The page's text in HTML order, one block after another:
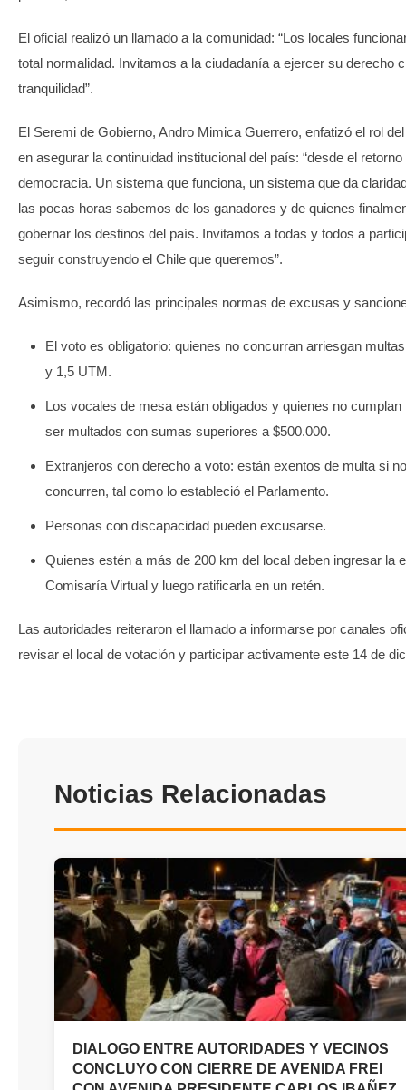
El oficial realizó un llamado a la comunidad: “Los locales
total normalidad. Invitamos a la ciudadanía a ejercer su derecho
tranquilidad”.
El Seremi de Gobierno, Andro Mimica Guerrero, enfatizó el rol
en asegurar la continuidad institucional del país: “desde el retorno
democracia. Un sistema que funciona, un sistema que da
las pocas horas sabemos de los ganadores y de quienes
gobernar los destinos del país. Invitamos a todas y todos a
seguir construyendo el Chile que queremos”.
Asimismo, recordó las principales normas de excusas y
El voto es obligatorio: quienes no concurran arriesgan
y 1,5 UTM.
Los vocales de mesa están obligados y quienes no cumplan
ser multados con sumas superiores a $500.000.
Extranjeros con derecho a voto: están exentos de multa si no
concurren, tal como lo estableció el Parlamento.
Personas con discapacidad pueden excusarse.
Quienes estén a más de 200 km del local deben ingresar la
Comisaría Virtual y luego ratificarla en un retén.
Las autoridades reiteraron el llamado a informarse por canales
revisar el local de votación y participar activamente este 14 de
Noticias Relacionadas
DIALOGO ENTRE AUTORIDADES Y VECINOS
CONCLUYO CON CIERRE DE AVENIDA FREI